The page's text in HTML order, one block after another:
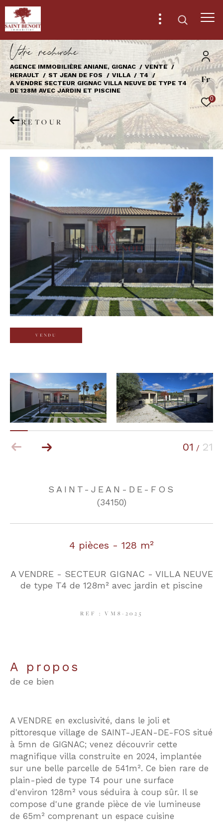
Fr
0
Vore recece
AGENCE IMMOBILIÈRE ANIANE, GIGNAC
VENTE
HERAULT
ST JEAN DE FOS VILLA
T4
A VENDRE SECTEUR GIGNAC VILLA NEUVE DE TYPE T4
DE 128M AVEC JARDIN ET PISCINE
RETOUR
VENDU
01 / 21
SAINT-JEAN-DE-FOS
(34150)
4 pièces - 128 m²
A VENDRE - SECTEUR GIGNAC - VILLA NEUVE
de type T4 de 128m² avec jardin et piscine
REF : VM8-2025
a propos
de ce bien
A VENDRE en exclusivité, dans le joli et
pittoresque village de SAINT-JEAN-DE-FOS situé
à 5mn de GIGNAC; venez découvrir cette
magnifique villa construite en 2024, implantée
sur une belle parcelle de 541m². Ce bien rare de
plain-pied de type T4 pour une surface
d'environ 128m² vous séduira à coup sûr. Il se
compose d'une grande pièce de vie lumineuse
de 65m² comprenant un espace cuisine
Effectuer une recherche
et trouver le bien qui correspond à vos
critères
Type
d'offre
Vente
Type
Type de bien
Ville
Surface
Surface
Pièces
Référence
AFFINER LES CRITÈRES
TERRASSE PARKING PISCINE
RECHERCHER